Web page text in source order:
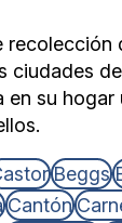
recolección
ciudades
en su hogar
Beggs
Cantón